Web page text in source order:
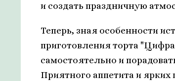
и создать праздничную
Теперь, зная особенности
приготовления торта
самостоятельно и
Приятного аппетита и ярких